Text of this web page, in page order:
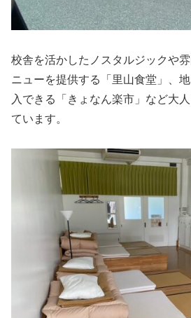
校舎を活かしたノスタルジックや
ニューを提供する「里山食堂」、
入できる「きょなん楽市」など大
ています。